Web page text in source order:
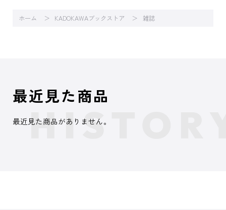
ホーム KADOKAWAブックストア 雑誌
最近見た商品
最近見た商品がありません。